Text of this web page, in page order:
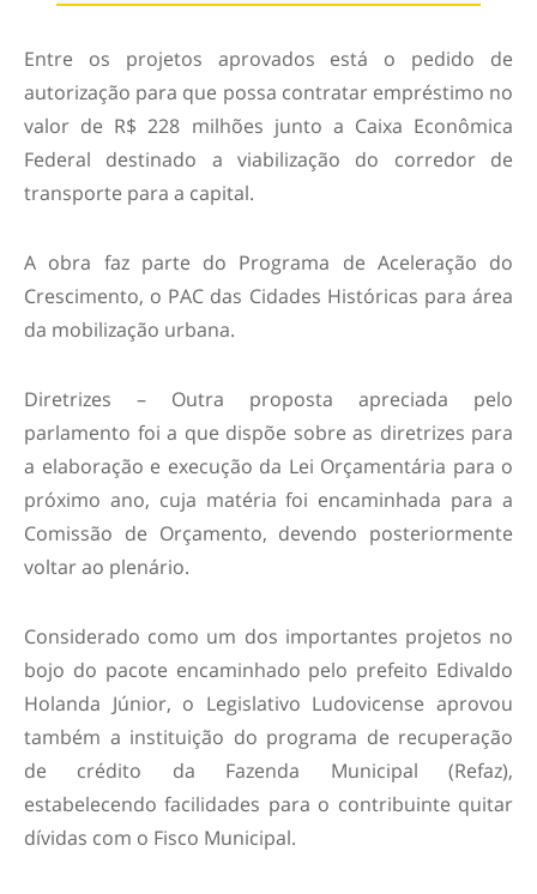
Entre os projetos aprovados está o pedido de
autorização para que possa contratar empréstimo no
valor de R$ 228 milhões junto a Caixa Econômica
Federal destinado a viabilização do corredor de
transporte para a capital.
A obra faz parte do Programa de Aceleração do
Crescimento, o PAC das Cidades Históricas para área
da mobilização urbana.
Diretrizes – Outra proposta apreciada pelo
parlamento foi a que dispõe sobre as diretrizes para
a elaboração e execução da Lei Orçamentária para o
próximo ano, cuja matéria foi encaminhada para a
Comissão de Orçamento, devendo posteriormente
voltar ao plenário.
Considerado como um dos importantes projetos no
bojo do pacote encaminhado pelo prefeito Edivaldo
Holanda Júnior, o Legislativo Ludovicense aprovou
também a instituição do programa de recuperação
de crédito da Fazenda Municipal (Refaz),
estabelecendo facilidades para o contribuinte quitar
dívidas com o Fisco Municipal.